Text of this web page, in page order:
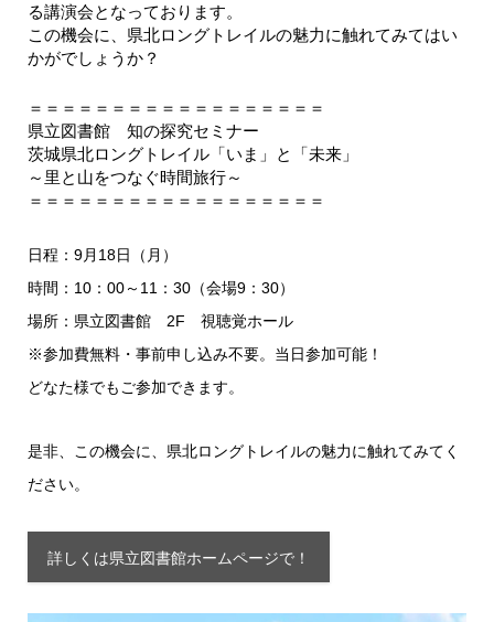
る講演会となっております。
この機会に、県北ロングトレイルの魅力に触れてみてはい
かがでしょうか？
＝＝＝＝＝＝＝＝＝＝＝＝＝＝＝＝＝＝
県立図書館 知の探究セミナー
茨城県北ロングトレイル「いま」と「未来」
～里と山をつなぐ時間旅行～
＝＝＝＝＝＝＝＝＝＝＝＝＝＝＝＝＝＝
日程：9月18日（月）
時間：10：00～11：30（会場9：30）
場所：県立図書館 2F 視聴覚ホール
※参加費無料・事前申し込み不要。当日参加可能！
どなた様でもご参加できます。
是非、この機会に、県北ロングトレイルの魅力に触れてみてく
ださい。
詳しくは県立図書館ホームページで！